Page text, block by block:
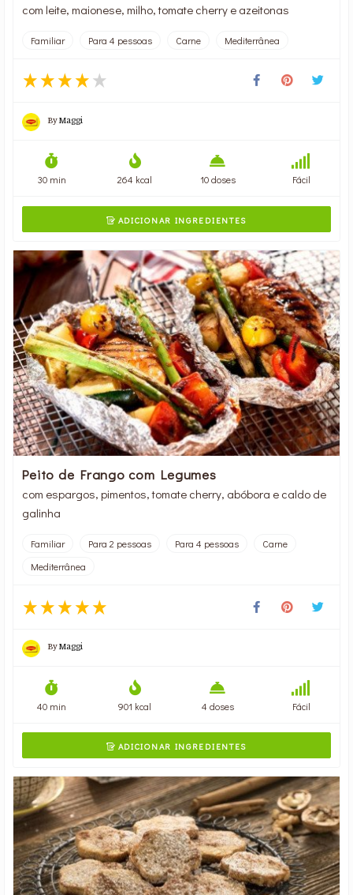
com leite, maionese, milho, tomate cherry e azeitonas
Familiar Para 4 pessoas Carne Mediterrânea
ByMaggi
30 min 264 kcal 10 doses Fácil
ADICIONAR INGREDIENTES
Peito de Frango com Legumes
com espargos, pimentos, tomate cherry, abóbora e caldo de
galinha
Familiar Para 2 pessoas Para 4 pessoas
Carne
Mediterrânea
ByMaggi
40 min 901 kcal 4 doses Fácil
ADICIONAR INGREDIENTES